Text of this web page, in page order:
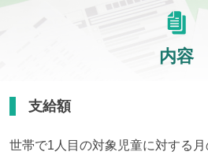
内容
支給額
世帯で1人目の対象児童に対する